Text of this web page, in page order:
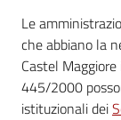
Le
che abbiano la
Castel
445/2000
istituzionali dei